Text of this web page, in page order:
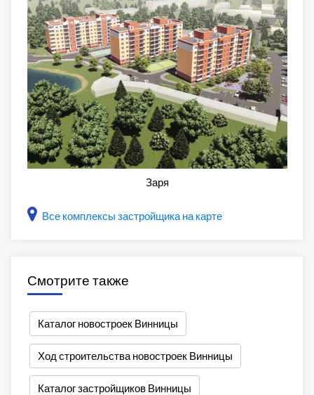
Заря
Все комплексы застройщика на карте
Смотрите также
Каталог новостроек Винницы
Ход строительства новостроек Винницы
Каталог застройщиков Винницы